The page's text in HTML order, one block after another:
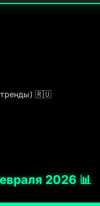
тренды) 🇷🇺
2026 📊